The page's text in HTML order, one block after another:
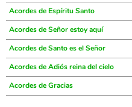
Acordes de Espíritu Santo
Acordes de Señor estoy aquí
Acordes de Santo es el Señor
Acordes de Adiós reina del cielo
Acordes de Gracias